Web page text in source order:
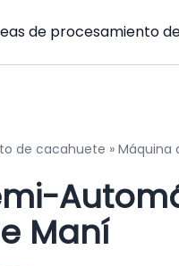
de procesamiento
de cacahuete » Máquina
Maní